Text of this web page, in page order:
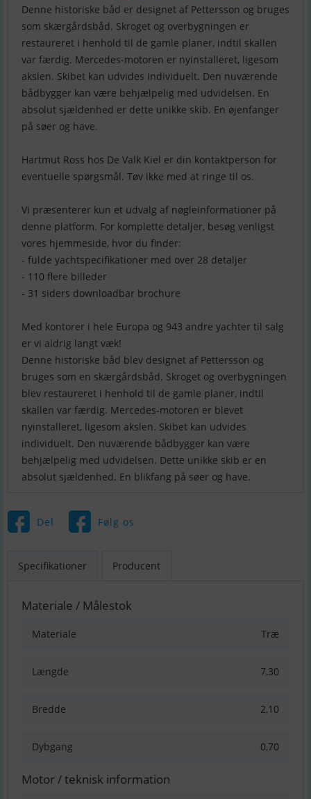
Denne historiske båd er designet af Pettersson og bruges
som skærgårdsbåd. Skroget og overbygningen er
restaureret i henhold til de gamle planer, indtil skallen
var færdig. Mercedes-motoren er nyinstalleret, ligesom
akslen. Skibet kan udvides individuelt. Den nuværende
bådbygger kan være behjælpelig med udvidelsen. En
absolut sjældenhed er dette unikke skib. En øjenfanger
på søer og have.
Hartmut Ross hos De Valk Kiel er din kontaktperson for
eventuelle spørgsmål. Tøv ikke med at ringe til os.
Vi præsenterer kun et udvalg af nøgleinformationer på
denne platform. For komplette detaljer, besøg venligst
vores hjemmeside, hvor du finder:
- fulde yachtspecifikationer med over 28 detaljer
- 110 flere billeder
- 31 siders downloadbar brochure
Med kontorer i hele Europa og 943 andre yachter til salg
er vi aldrig langt væk!
Denne historiske båd blev designet af Pettersson og
bruges som en skærgårdsbåd. Skroget og overbygningen
blev restaureret i henhold til de gamle planer, indtil
skallen var færdig. Mercedes-motoren er blevet
nyinstalleret, ligesom akslen. Skibet kan udvides
individuelt. Den nuværende bådbygger kan være
behjælpelig med udvidelsen. Dette unikke skib er en
absolut sjældenhed. En blikfang på søer og have.
Del Følg os
Specifikationer Producent
Materiale / Målestok
Materiale Træ
Længde 7,30
Bredde 2,10
Dybgang 0,70
Motor / teknisk information